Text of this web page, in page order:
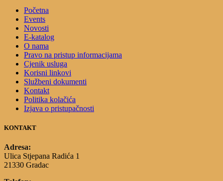
Početna
Events
Novosti
E-katalog
O nama
Pravo na pristup informacijama
Cjenik usluga
Korisni linkovi
Službeni dokumenti
Kontakt
Politika kolačića
Izjava o pristupačnosti
KONTAKT
Adresa:
Ulica Stjepana Radića 1
21330 Gradac